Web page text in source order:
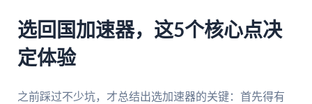
选回国加速器，这5个核心点决
定体验
之前踩过不少坑，才总结出选加速器的关键：首先得有